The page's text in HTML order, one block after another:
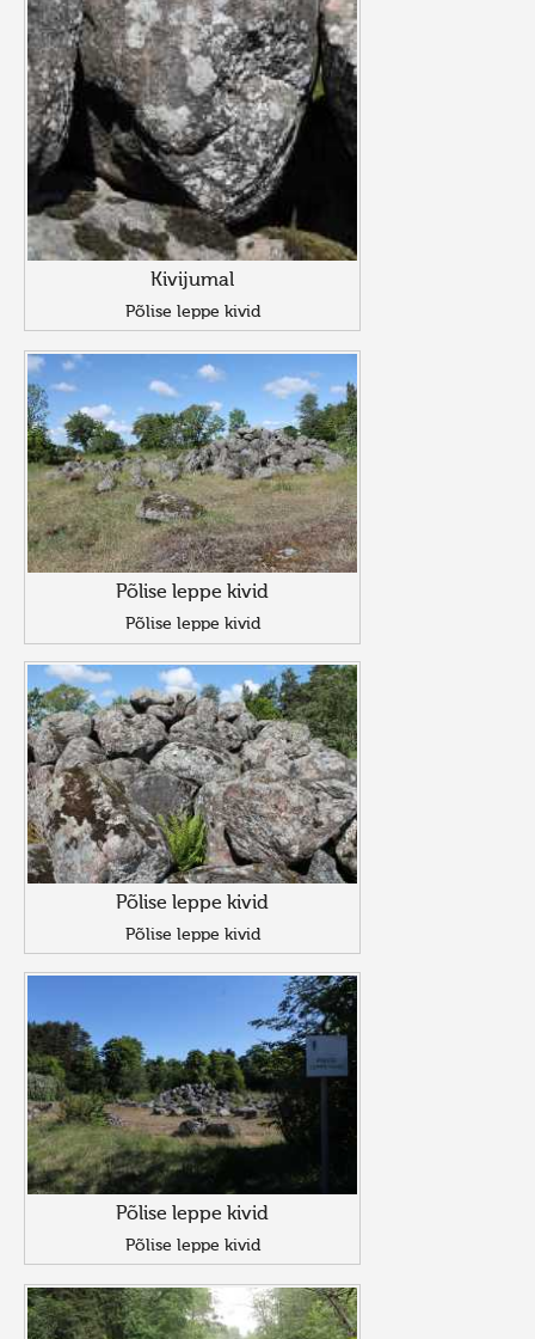
Kivijumal
Põlise leppe kivid
Põlise leppe kivid
Põlise leppe kivid
Põlise leppe kivid
Põlise leppe kivid
Põlise leppe kivid
Põlise leppe kivid